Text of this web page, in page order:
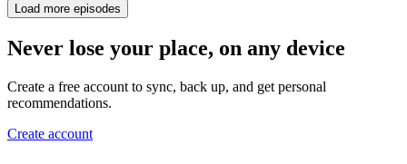
Load more episodes
Never lose your place, on any device
Create a free account to sync, back up, and get personal
recommendations.
Create account